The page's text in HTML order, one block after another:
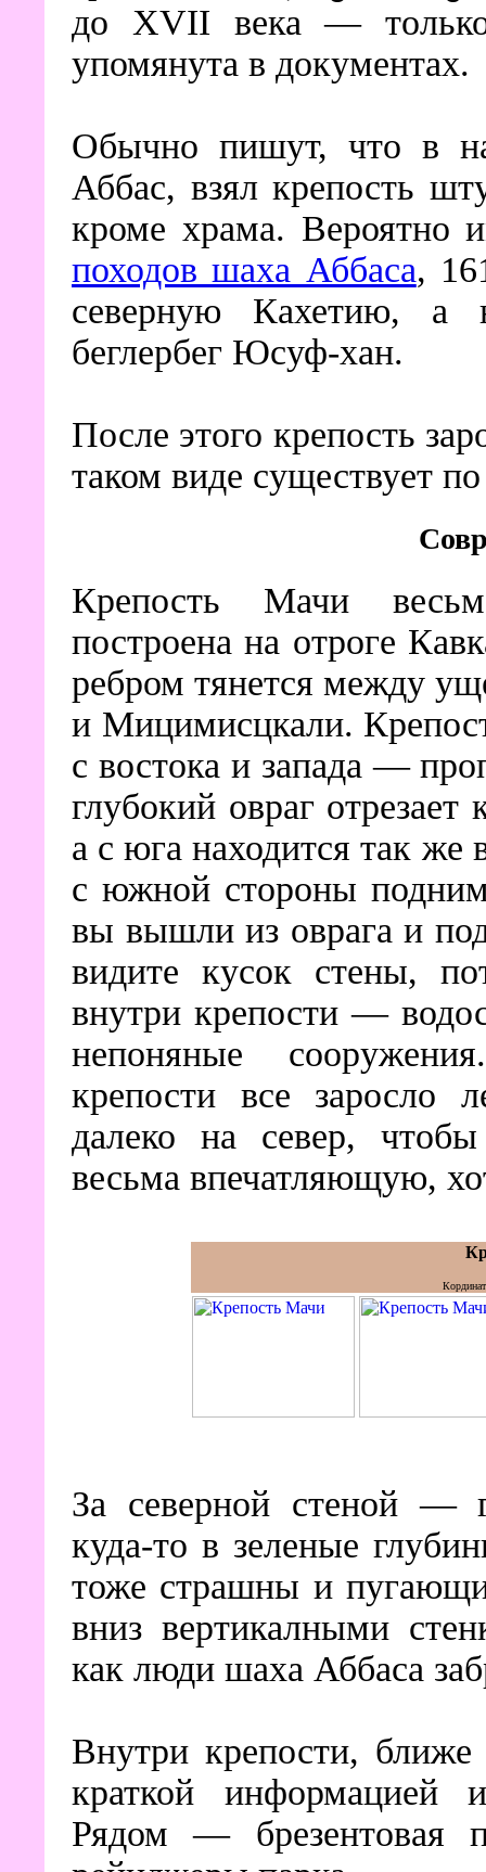
до XVII века —
упомянута в документах.
Обычно пишут, что в
Аббас, взял крепость
кроме храма. Вероятно
походов шаха Аббаса,
северную Кахетию, а
беглербег Юсуф-хан.
После этого крепость
таком виде существует
Крепость Мачи
построена на отроге
ребром тянется между
и Мицимисцкали.
с востока и запада —
глубокий овраг отрезает
а с юга находится так
с южной стороны
вы вышли из оврага и
видите кусок стены,
внутри крепости —
непоняные
крепости все заросло
далеко на север,
весьма впечатляющую,
За северной стеной —
куда-то в зеленые
тоже страшны и
вниз вертикалными
как люди шаха Аббаса
Внутри крепости, ближе
краткой информацией
Рядом — брезентовая